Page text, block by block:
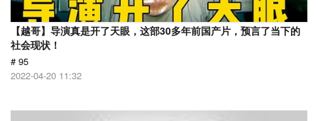
【越哥】导演真是开了天眼，这部30多年前国产片，预言了当下的
社会现状！
# 95
2022-04-20 11:32